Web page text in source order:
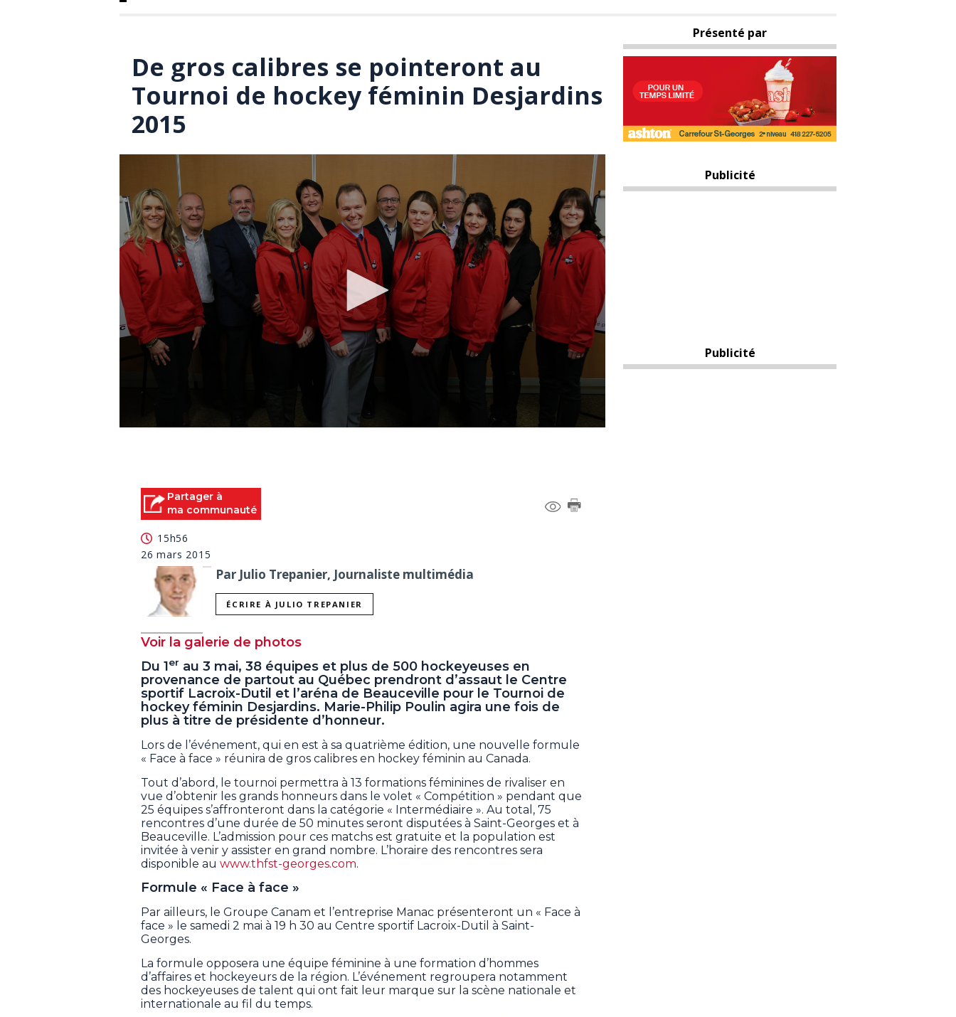
De gros calibres se pointeront au
Tournoi de hockey féminin Desjardins
2015
90%
Partager à
ma communauté
15h56
26 mars 2015
Par Julio Trepanier, Journaliste multimédia
ÉCRIRE À JULIO TREPANIER
Voir la galerie de photos
Du 1er au 3 mai, 38 équipes et plus de 500 hockeyeuses en
provenance de partout au Québec prendront d’assaut le Centre
sportif Lacroix-Dutil et l’aréna de Beauceville pour le Tournoi de
hockey féminin Desjardins. Marie-Philip Poulin agira une fois de
plus à titre de présidente d’honneur.
Lors de l’événement, qui en est à sa quatrième édition, une nouvelle formule
« Face à face » réunira de gros calibres en hockey féminin au Canada.
Tout d’abord, le tournoi permettra à 13 formations féminines de rivaliser en
vue d’obtenir les grands honneurs dans le volet « Compétition » pendant que
25 équipes s’affronteront dans la catégorie « Intermédiaire ». Au total, 75
rencontres d’une durée de 50 minutes seront disputées à Saint-Georges et à
Beauceville. L’admission pour ces matchs est gratuite et la population est
invitée à venir y assister en grand nombre. L’horaire des rencontres sera
disponible au www.thfst-georges.com.
Formule « Face à face »
Par ailleurs, le Groupe Canam et l’entreprise Manac présenteront un « Face à
face » le samedi 2 mai à 19 h 30 au Centre sportif Lacroix-Dutil à Saint-
Georges.
La formule opposera une équipe féminine à une formation d’hommes
d’affaires et hockeyeurs de la région. L’événement regroupera notamment
des hockeyeuses de talent qui ont fait leur marque sur la scène nationale et
internationale au fil du temps.
Présenté par
Publicité
Publicité